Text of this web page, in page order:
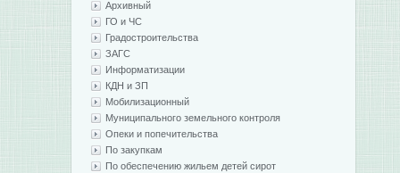
Архивный
ГО и ЧС
Градостроительства
ЗАГС
Информатизации
КДН и ЗП
Мобилизационный
Муниципального земельного контроля
Опеки и попечительства
По закупкам
По обеспечению жильем детей сирот